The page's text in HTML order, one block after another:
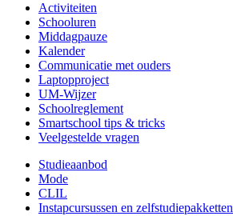
Activiteiten
Schooluren
Middagpauze
Kalender
Communicatie met ouders
Laptopproject
UM-Wijzer
Schoolreglement
Smartschool tips & tricks
Veelgestelde vragen
Studieaanbod
Mode
CLIL
Instapcursussen en zelfstudiepakketten